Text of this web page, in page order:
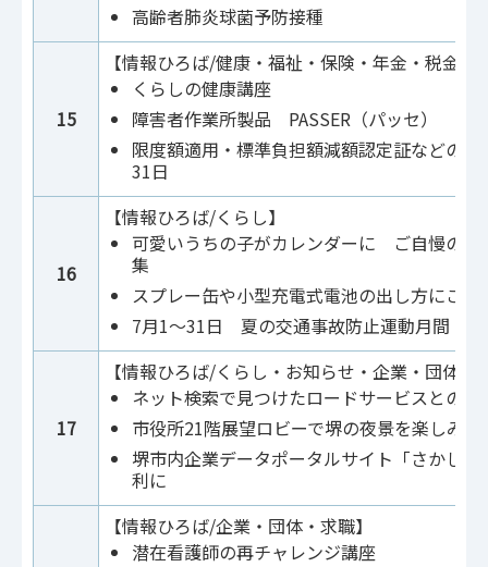
高齢者肺炎球菌予防接種
15
【情報ひろば/健康・福祉・保険・年金・税金】
くらしの健康講座
障害者作業所製品 PASSER（パッセ） 展
限度額適用・標準負担額減額認定証などの有
31日
16
【情報ひろば/くらし】
可愛いうちの子がカレンダーに ご自慢のペ
集
スプレー缶や小型充電式電池の出し方にご注
7月1～31日 夏の交通事故防止運動月間
17
【情報ひろば/くらし・お知らせ・企業・団体】
ネット検索で見つけたロードサービスとのト
市役所21階展望ロビーで堺の夜景を楽しみま
堺市内企業データポータルサイト「さかしる
利に
【情報ひろば/企業・団体・求職】
潜在看護師の再チャレンジ講座